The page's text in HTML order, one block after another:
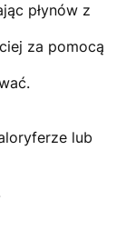
płynów z
za pomocą
lub